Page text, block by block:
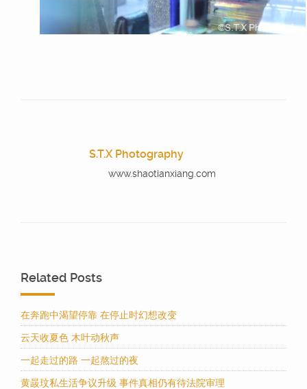
S.T.X Photography
www.shaotianxiang.com
Related Posts
在奔跑中渴望停靠 在停止时幻想改变
云天收夏色 木叶动秋声
一起走过的路 一起熬过的夜
黄晸玟私生活争议升级 事件真相仍有待法院审理